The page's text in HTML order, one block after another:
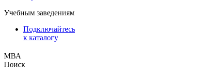
Учебным заведениям
Подключайтесь
к каталогу
МВА
Поиск